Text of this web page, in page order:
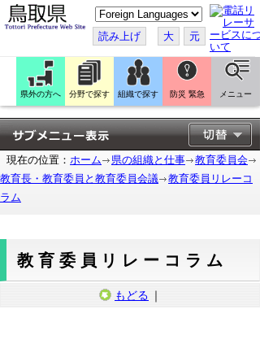
こ
の
ペ
ー
ジ
翻
訳
す
る
読み上げ 大 元
県外の方へ 分野で探す 組織で探す 防災 緊急 メニュー
現在の位置： ホーム 県の組織と仕事
教育委員会
教育長・教育委員と教育委員会議
教育委員リレーコ
ラム
教育委員リレーコラム
もどる ｜